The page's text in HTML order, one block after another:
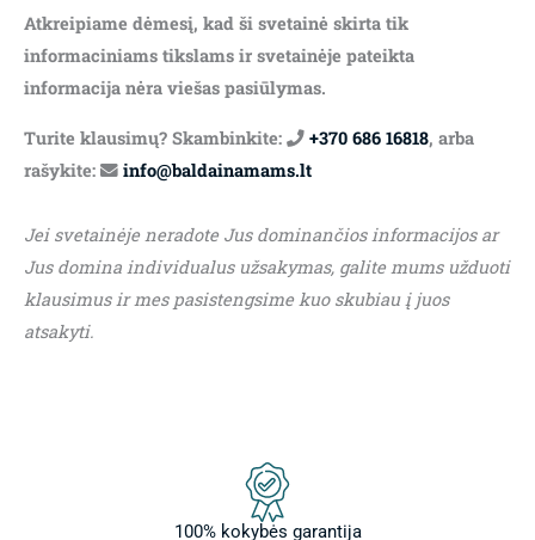
Atkreipiame dėmesį, kad ši svetainė skirta tik
informaciniams tikslams ir svetainėje pateikta
informacija nėra viešas pasiūlymas.
Turite klausimų? Skambinkite: +370 686 16818, arba
rašykite:
info@baldainamams.lt
Jei svetainėje neradote Jus dominančios informacijos ar
Jus domina individualus užsakymas, galite mums užduoti
klausimus ir mes pasistengsime kuo skubiau į juos
atsakyti.
100% kokybės garantija